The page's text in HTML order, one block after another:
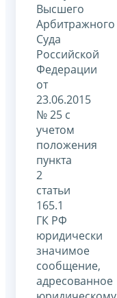
Высшего
Арбитражного
Суда
Российской
Федерации
от
23.06.2015
№ 25 с
учетом
положения
пункта
2
статьи
165.1
ГК РФ
юридически
значимое
сообщение,
адресованное